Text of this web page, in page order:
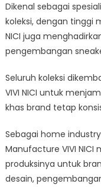
Dikenal sebagai
koleksi, dengan tinggi
NICI juga
pengembangan
Seluruh koleksi
VIVI NICI untuk
khas brand tetap
Sebagai home
Manufacture VIVI NICI
produksinya untuk
desain,